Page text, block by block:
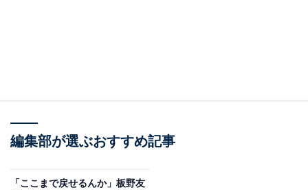
編集部が選ぶおすすめ記事
「ここまで戻せるんか」板野友